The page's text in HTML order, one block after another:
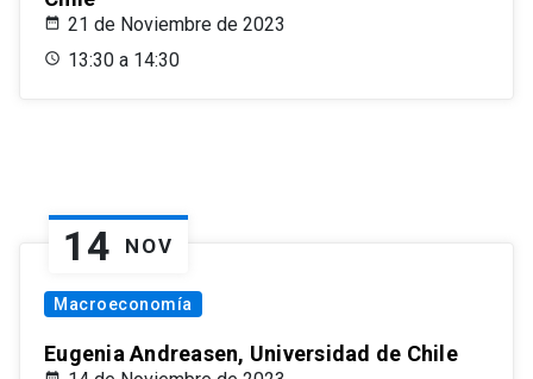
21 de Noviembre de 2023
13:30 a 14:30
14 NOV
Macroeconomía
Eugenia Andreasen, Universidad de Chile